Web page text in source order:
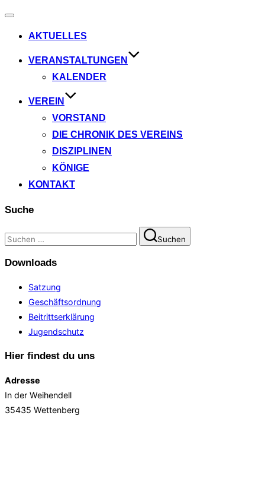
Navigation
AKTUELLES
VERANSTALTUNGEN
KALENDER
VEREIN
VORSTAND
DIE CHRONIK DES VEREINS
DISZIPLINEN
KÖNIGE
KONTAKT
Suche
Suchen
nach:
Suchen
Downloads
Satzung
Geschäftsordnung
Beitrittserklärung
Jugendschutz
Hier findest du uns
Adresse
In der Weihendell
35435 Wettenberg